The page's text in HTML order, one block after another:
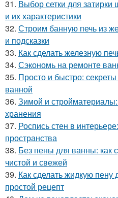
31. Выбор сетки для
и их характеристики
32. Строим банную печь из
и подсказки
33. Как сделать железную
34. Сэкономь на ремонте
35. Просто и быстро:
ванной
36. Зимой и
хранения
37. Роспись стен в
пространства
38. Без пены для ванны: как
чистой и свежей
39. Как сделать жидкую
простой рецепт